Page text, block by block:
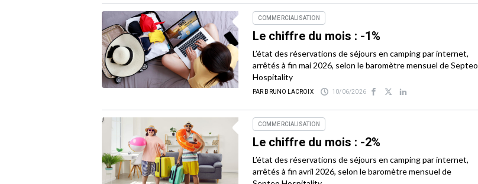
COMMERCIALISATION
Le chiffre du mois : -1%
L’état des réservations de séjours en camping par internet,
arrêtés à fin mai 2026, selon le baromètre mensuel de Septeo
Hospitality
PAR BRUNO LACROIX 10/06/2026
COMMERCIALISATION
Le chiffre du mois : -2%
L’état des réservations de séjours en camping par internet,
arrêtés à fin avril 2026, selon le baromètre mensuel de